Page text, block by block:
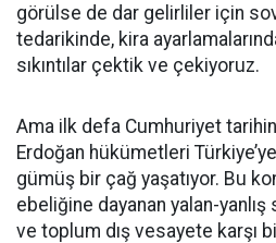
görülse de dar gelirliler için
tedarikinde, kira
sıkıntılar çektik ve çekiyoruz.
Ama ilk defa Cumhuriyet
Erdoğan hükümetleri
gümüş bir çağ yaşatıyor. Bu
ebeliğine dayanan yalan-
ve toplum dış vesayete karşı